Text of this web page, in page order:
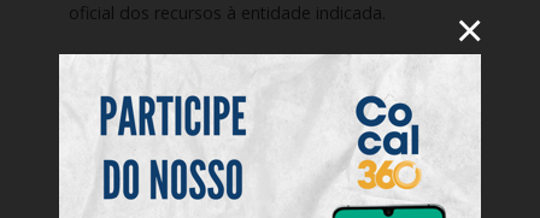
oficial dos recursos à entidade indicada.
Na hora de declarar o Imposto de Renda, a
doação é informada para que o valor seja abatido
do imposto devido, dentro dos limites legais.
Para a Receita Federal, o principal desafio ainda é
a conscientização dos contribuintes. “Muitas
×